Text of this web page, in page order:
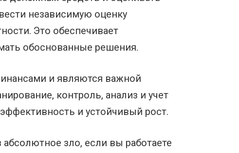
независимую оценку
Это обеспечивает
обоснованные решения.
и являются важной
контроль, анализ и учет
и устойчивый рост.
зло, если вы работаете